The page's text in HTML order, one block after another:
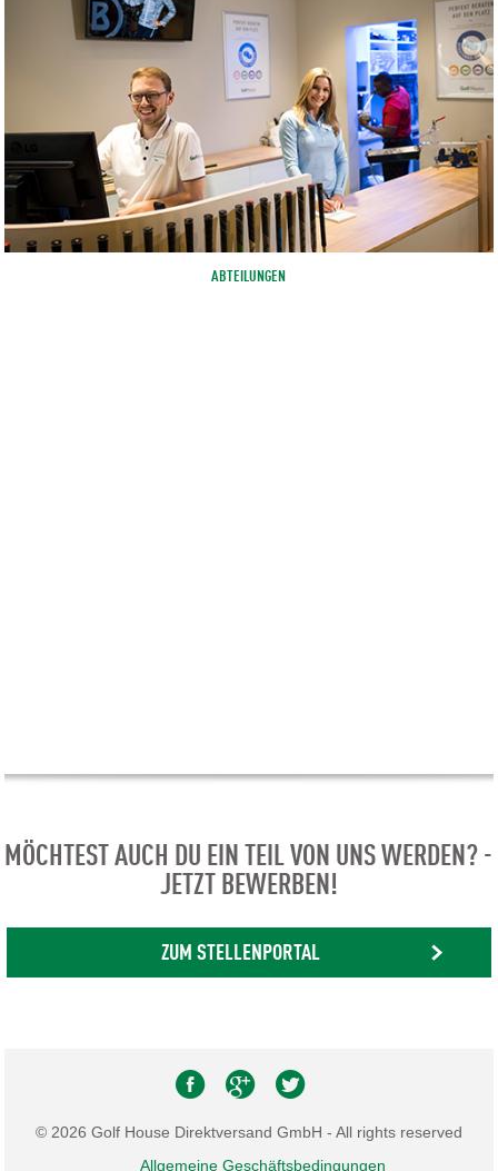
ABTEILUNGEN
MÖCHTEST AUCH DU EIN TEIL VON UNS WERDEN? -
JETZT BEWERBEN!
ZUM STELLENPORTAL
© 2026 Golf House Direktversand GmbH - All rights reserved
Allgemeine Geschäftsbedingungen